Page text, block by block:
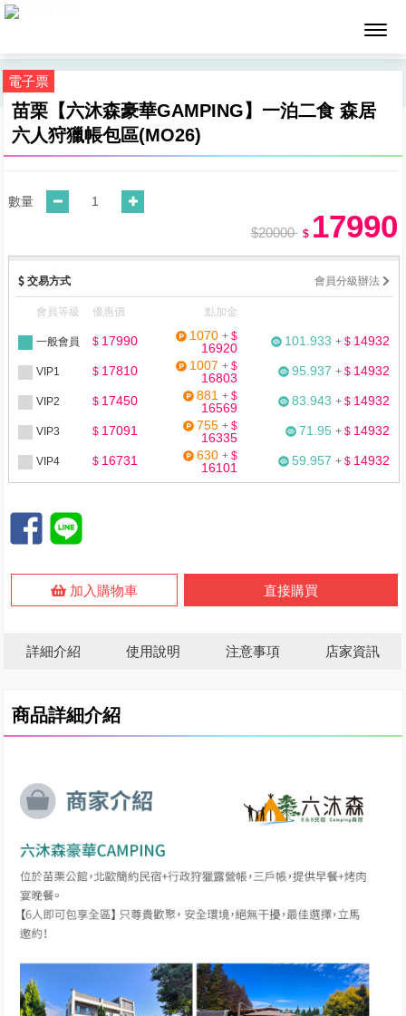
墨攻網路科技
電子票
苗栗【六沐森豪華GAMPING】一泊二食 森居
六人狩獵帳包區(MO26)
數量
$20000 $ 17990
交易方式 會員分級辦法
會員等級 優惠價 點加金
一般會員 $ 17990 1070 + $
16920 101.933 + $ 14932
VIP1 $ 17810 1007 + $
16803 95.937 + $ 14932
VIP2 $ 17450 881 + $
16569 83.943 + $ 14932
VIP3 $ 17091 755 + $
16335 71.95 + $ 14932
VIP4 $ 16731 630 + $
16101 59.957 + $ 14932
直接購買
加入購物車
詳細介紹 使用說明 注意事項 店家資訊
商品詳細介紹